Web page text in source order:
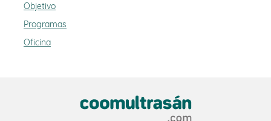
Objetivo
Programas
Oficina